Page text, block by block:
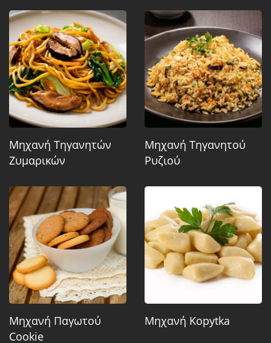
Μηχανή Τηγανητών
Ζυμαρικών
Μηχανή Τηγανητού
Ρυζιού
Μηχανή Παγωτού
Cookie
Μηχανή Kopytka